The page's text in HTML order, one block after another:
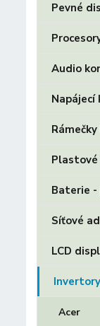
Pevné
Audio
Napájecí
Baterie -
Síťové
LCD
Invertory
Acer